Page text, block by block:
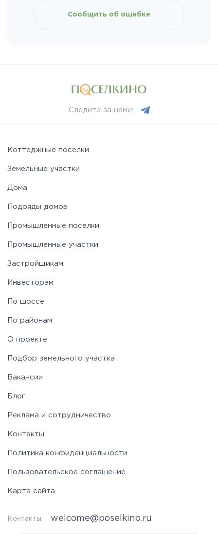
Новорижское
Носовихинское
Рогачёвское
Таракановское
Щелковское
Сообщить об ошибке
Следите за нами:
Коттеджные поселки
Земельные участки
Дома
Подряды домов
Промышленные поселки
Промышленные участки
Застройщикам
Инвесторам
По шоссе
По районам
О проекте
Подбор земельного участка
Вакансии
Блог
Реклама и сотрудничество
Контакты
Политика конфиденциальности
Пользовательское соглашение
Карта сайта
Контакты: welcome@poselkino.ru